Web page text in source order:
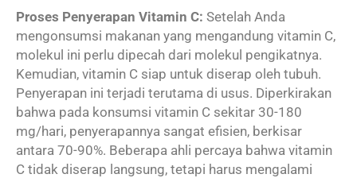
Proses Penyerapan Vitamin C: Setelah Anda
mengonsumsi makanan yang mengandung vitamin C,
molekul ini perlu dipecah dari molekul pengikatnya.
Kemudian, vitamin C siap untuk diserap oleh tubuh.
Penyerapan ini terjadi terutama di usus. Diperkirakan
bahwa pada konsumsi vitamin C sekitar 30-180
mg/hari, penyerapannya sangat efisien, berkisar
antara 70-90%. Beberapa ahli percaya bahwa vitamin
C tidak diserap langsung, tetapi harus mengalami